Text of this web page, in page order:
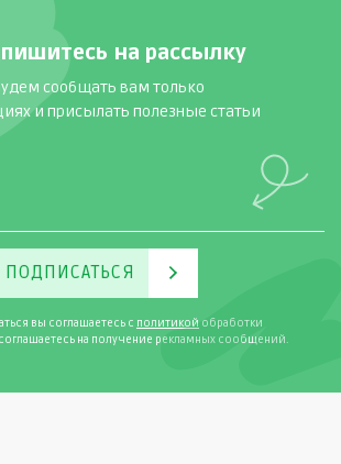
на рассылку
сообщать вам только
и присылать полезные статьи
ПОДПИСАТЬСЯ
вы соглашаетесь с политикой обработки
на получение рекламных сообщений.